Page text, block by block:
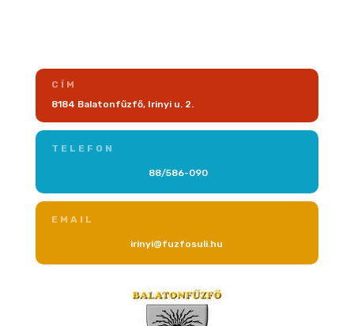
CÍM
8184 Balatonfűzfő, Irinyi u. 2.
TELEFON
88/586-090
EMAIL
irinyi@fuzfosuli.hu